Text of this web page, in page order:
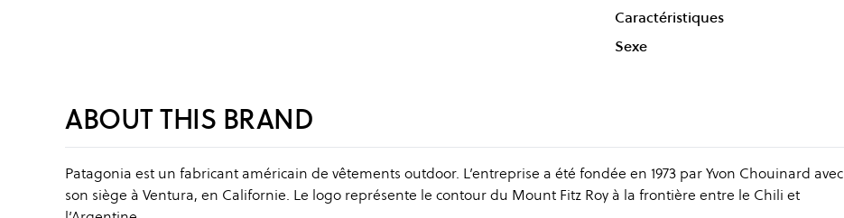
Caractéristiques
Sexe
ABOUT THIS BRAND
Patagonia est un fabricant américain de vêtements outdoor. L’entreprise a été fondée en 1973 par Yvon Chouinard avec
son siège à Ventura, en Californie. Le logo représente le contour du Mount Fitz Roy à la frontière entre le Chili et